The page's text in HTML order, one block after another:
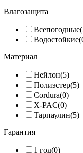
Влагозащита
Всепогодные
Водостойкие
Материал
Нейлон(5)
Полиэстер(5)
Cordura(0)
X-PAC(0)
Тарпаулин(5)
Гарантия
1 год(0)